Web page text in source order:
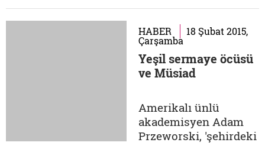
ve özel alanda pek çok
mağduriyete sebep
oldu. Yasaklar,
başörtülü kadınlar
kaynaklara ve
imkânlara ulaşma
açısından ciddi bir
HABER 18 Şubat 2015,
Çarşamba
Yeşil sermaye öcüsü
ve Müsiad
Amerikalı ünlü
akademisyen Adam
Przeworski, 'şehirdeki